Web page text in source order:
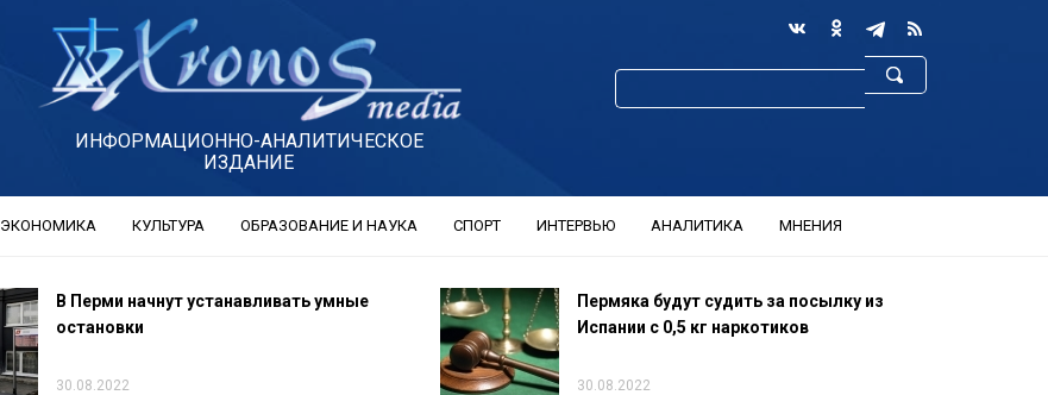
ИНФОРМАЦИОННО-АНАЛИТИЧЕСКОЕ
ИЗДАНИЕ
ЭКОНОМИКА КУЛЬТУРА ОБРАЗОВАНИЕ И НАУКА СПОРТ ИНТЕРВЬЮ АНАЛИТИКА МНЕНИЯ
В Перми начнут устанавливать умные
остановки
30.08.2022
Пермяка будут судить за посылку из
Испании с 0,5 кг наркотиков
30.08.2022